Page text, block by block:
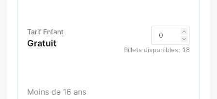
Tarif Enfant
Gratuit
Billets disponibles: 18
Moins de 16 ans